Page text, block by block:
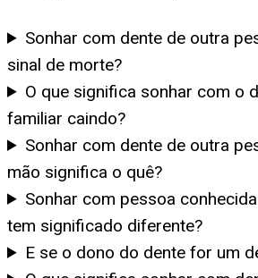
Sonhar com dente de outra
sinal de morte?
O que significa sonhar com o
familiar caindo?
Sonhar com dente de outra
mão significa o quê?
Sonhar com pessoa
tem significado diferente?
E se o dono do dente for um